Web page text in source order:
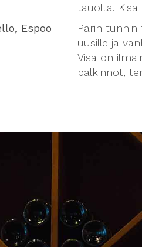
Espoo
tauolta. Kisa
Parin tunnin
uusille ja
Visa on
palkinnot,